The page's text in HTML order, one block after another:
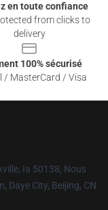
en toute confiance
from clicks to
delivery
100% sécurisé
/ MasterCard / Visa
Ia 50138, Nous
Daye City, Beijing, CN